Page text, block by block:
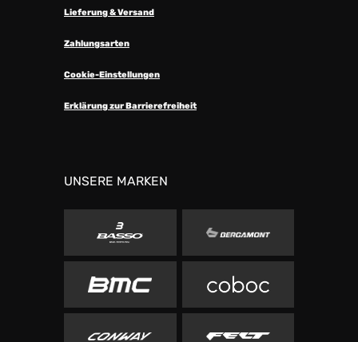
Lieferung & Versand
Zahlungsarten
Cookie-Einstellungen
Erklärung zur Barrierefreiheit
UNSERE MARKEN